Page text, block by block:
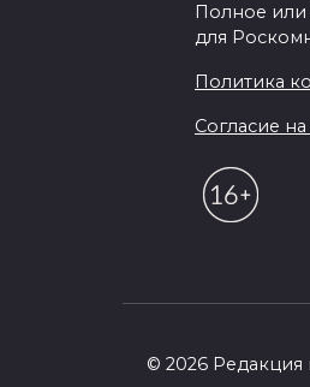
Полное или
для
Политика
Согласие
© 2026 Редакция